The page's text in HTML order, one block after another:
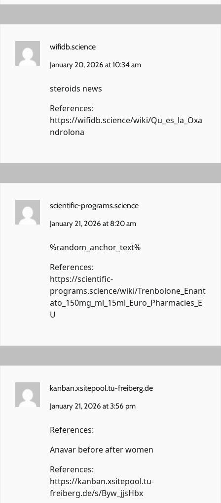
wifidb.science
January 20, 2026 at 10:34 am
steroids news
References:
https://wifidb.science/wiki/Qu_es_la_Oxa
ndrolona
scientific-programs.science
January 21, 2026 at 8:20 am
%random_anchor_text%
References:
https://scientific-
programs.science/wiki/Trenbolone_Enant
ato_150mg_ml_15ml_Euro_Pharmacies_E
U
kanban.xsitepool.tu-freiberg.de
January 21, 2026 at 3:56 pm
References:
Anavar before after women
References:
https://kanban.xsitepool.tu-
freiberg.de/s/Byw_jjsHbx